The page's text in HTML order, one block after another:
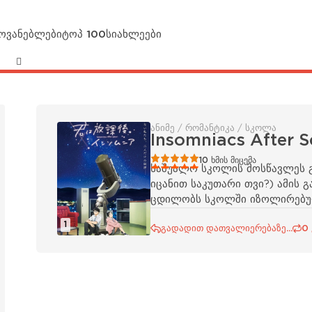
ტოპ 100სიახლეები
1
ანიმე / რომანტიკა / სკოლა
Insomniacs After
2 3 4 5 10 ხმის მიცემა
საშუალო სკოლის მოსწავლეს
იცანით საკუთარი თვი?) ამის
ცდილობს სკოლში
გადადით დათვალიერებაზე... 0